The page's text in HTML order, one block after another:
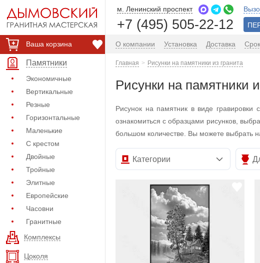
Ваша корзина
Памятники
Экономичные
Вертикальные
Резные
Горизонтальные
Маленькие
С крестом
Двойные
Тройные
Элитные
Европейские
Часовни
Гранитные
Комплексы
Цоколя
м. Ленинский проспект
+7 (495) 505-22-12
О компании Установка Доставка
Главная Рисунки на памятники из гранита
Рисунки на памятники
Рисунок на памятник в виде
ознакомиться с образцами рисунков,
большом количестве. Вы можете выбрать
Категории